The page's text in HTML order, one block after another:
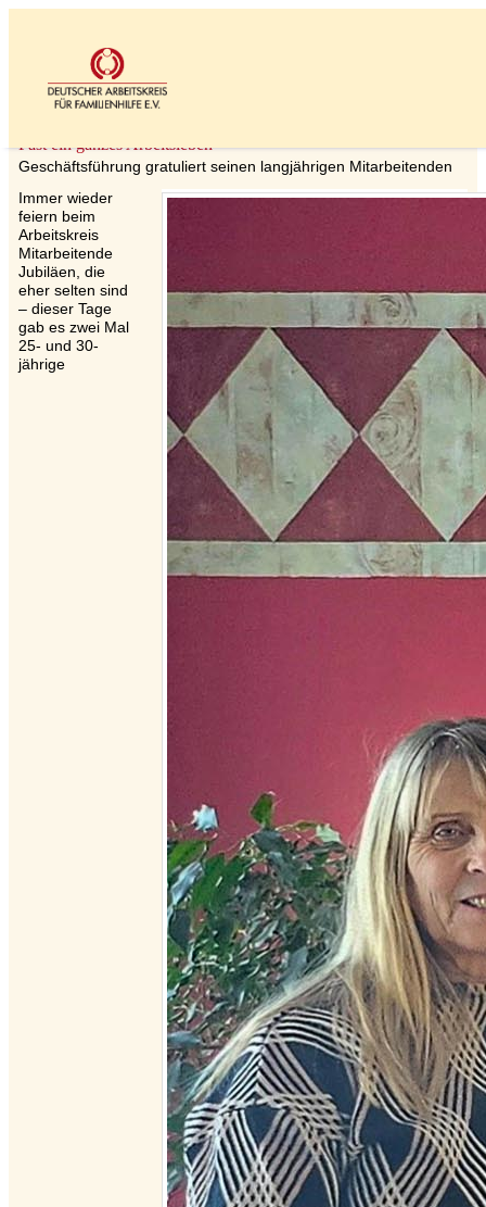
Aktuelle Meldung
Fast ein ganzes Arbeitsleben
Geschäftsführung gratuliert seinen langjährigen Mitarbeitenden
Immer wieder
feiern beim
Arbeitskreis
Mitarbeitende
Jubiläen, die
eher selten sind
– dieser Tage
gab es zwei Mal
25- und 30-
jährige